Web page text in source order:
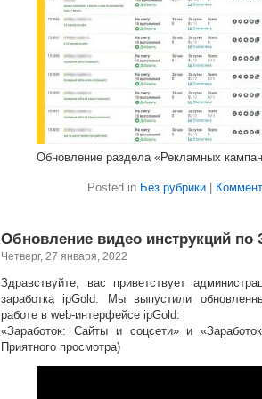
Обновление раздела «Рекламных
Posted in Без рубрики
Обновление видео инструкций по
Четверг, 27 января, 2022
Здравствуйте, вас приветствует
заработка ipGold. Мы выпустили
работе в web-интерфейсе ipGold:
«Заработок: Сайты и соцсети» и
Приятного просмотра)